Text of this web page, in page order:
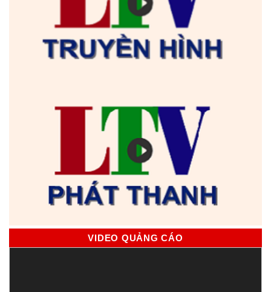
VIDEO QUẢNG CÁO